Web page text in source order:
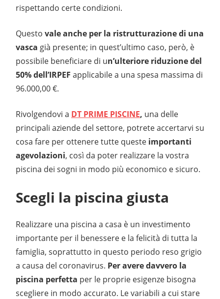
rispettando certe condizioni.
Questo vale anche per la ristrutturazione di una
vasca già presente; in quest’ultimo caso, però, è
possibile beneficiare di un’ulteriore riduzione del
50% dell’IRPEF applicabile a una spesa massima di
96.000,00 €.
Rivolgendovi a DT PRIME PISCINE, una delle
principali aziende del settore, potrete accertarvi su
cosa fare per ottenere tutte queste importanti
agevolazioni, così da poter realizzare la vostra
piscina dei sogni in modo più economico e sicuro.
Scegli la piscina giusta
Realizzare una piscina a casa è un investimento
importante per il benessere e la felicità di tutta la
famiglia, soprattutto in questo periodo reso grigio
a causa del coronavirus. Per avere davvero la
piscina perfetta per le proprie esigenze bisogna
scegliere in modo accurato. Le variabili a cui stare